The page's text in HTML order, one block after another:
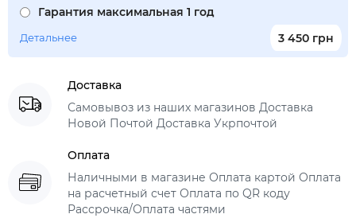
Гарантия максимальная 1 год
3 450 грн
Детальнее
Доставка
Самовывоз из наших магазинов Доставка
Новой Почтой Доставка Укрпочтой
Оплата
Наличными в магазине Оплата картой Оплата
на расчетный счет Оплата по QR коду
Рассрочка/Оплата частями